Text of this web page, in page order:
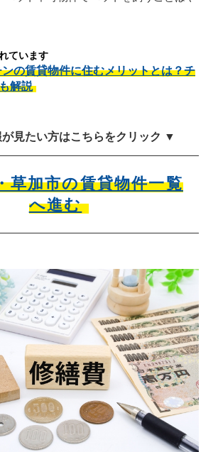
ています
の賃貸物件に住むメリットとは？チ
解説
見たい方はこちらをクリック ▼
草加市の賃貸物件一覧
へ進む